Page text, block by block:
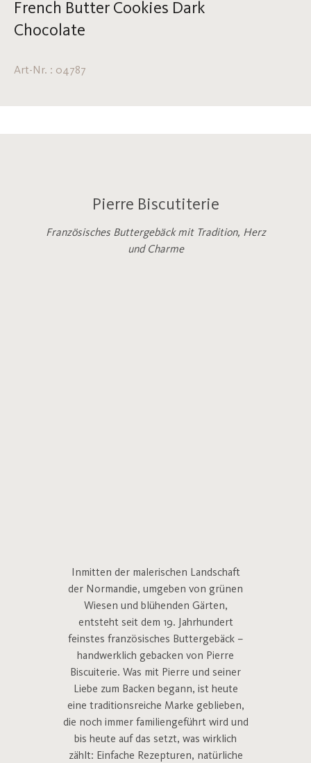
French Butter Cookies Dark
Chocolate
Art-Nr. : 04787
Pierre Biscutiterie
Französisches Buttergebäck mit Tradition, Herz
und Charme
Inmitten der malerischen Landschaft
der Normandie, umgeben von grünen
Wiesen und blühenden Gärten,
entsteht seit dem 19. Jahrhundert
feinstes französisches Buttergebäck –
handwerklich gebacken von Pierre
Biscuiterie. Was mit Pierre und seiner
Liebe zum Backen begann, ist heute
eine traditionsreiche Marke geblieben,
die noch immer familiengeführt wird und
bis heute auf das setzt, was wirklich
zählt: Einfache Rezepturen, natürliche